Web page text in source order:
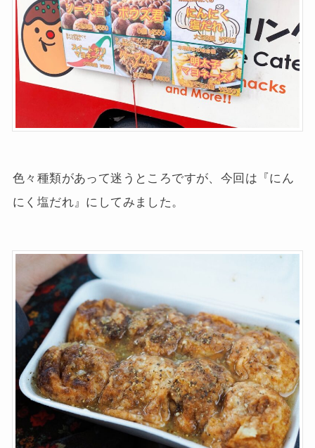
色々種類があって迷うところですが、今回は『にん
にく塩だれ』にしてみました。